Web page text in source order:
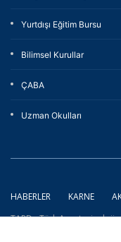
Yurtdışı Eğitim Bursu
Bilimsel Kurullar
ÇABA
Uzman Okulları
HABERLER KARNE
TARD - Türk